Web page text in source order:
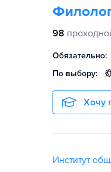
98
Обязательно:
По выбору:
Хочу
Институт